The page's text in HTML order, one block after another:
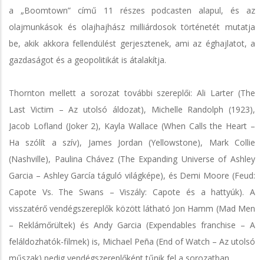
a „Boomtown” című 11 részes podcasten alapul, és az
olajmunkások és olajhajhász milliárdosok történetét mutatja
be, akik akkora fellendülést gerjesztenek, ami az éghajlatot, a
gazdaságot és a geopolitikát is átalakítja.
Thornton mellett a sorozat további szereplői: Ali Larter (The
Last Victim – Az utolsó áldozat), Michelle Randolph (1923),
Jacob Lofland (Joker 2), Kayla Wallace (When Calls the Heart –
Ha szólít a szív), James Jordan (Yellowstone), Mark Collie
(Nashville), Paulina Chávez (The Expanding Universe of Ashley
Garcia – Ashley García táguló világképe), és Demi Moore (Feud:
Capote Vs. The Swans – Viszály: Capote és a hattyúk). A
visszatérő vendégszereplők között látható Jon Hamm (Mad Men
– Reklámőrültek) és Andy Garcia (Expendables franchise – A
feláldozhatók-filmek) is, Michael Peña (End of Watch – Az utolsó